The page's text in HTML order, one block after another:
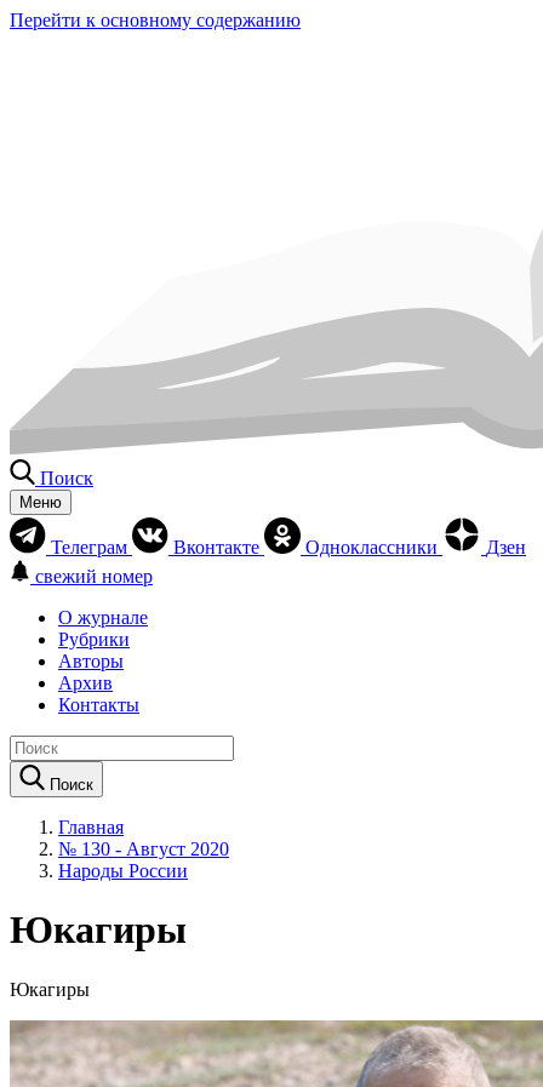
Перейти к основному содержанию
Поиск
Меню
Телеграм Вконтакте Одноклассники
Дзен
свежий номер
О журнале
Рубрики
Авторы
Архив
Контакты
Поиск
Главная
№ 130 - Август 2020
Народы России
Юкагиры
Юкагиры